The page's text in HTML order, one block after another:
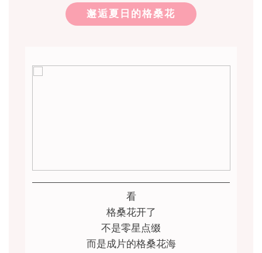
邂逅夏日的格桑花
看
格桑花开了
不是零星点缀
而是成片的格桑花海